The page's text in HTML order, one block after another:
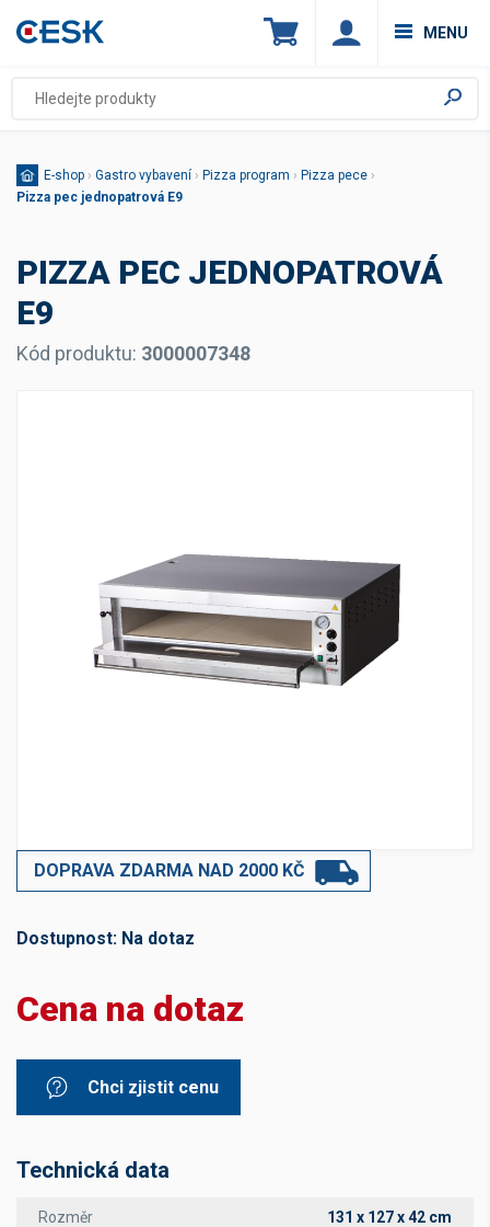
MENU
E-shop › Gastro vybavení › Pizza program › Pizza pece ›
Pizza pec jednopatrová E9
PIZZA PEC JEDNOPATROVÁ
E9
Kód produktu: 3000007348
DOPRAVA ZDARMA NAD 2000 KČ
Dostupnost: Na dotaz
Cena na dotaz
Chci zjistit cenu
Technická data
Rozměr 131 x 127 x 42 cm